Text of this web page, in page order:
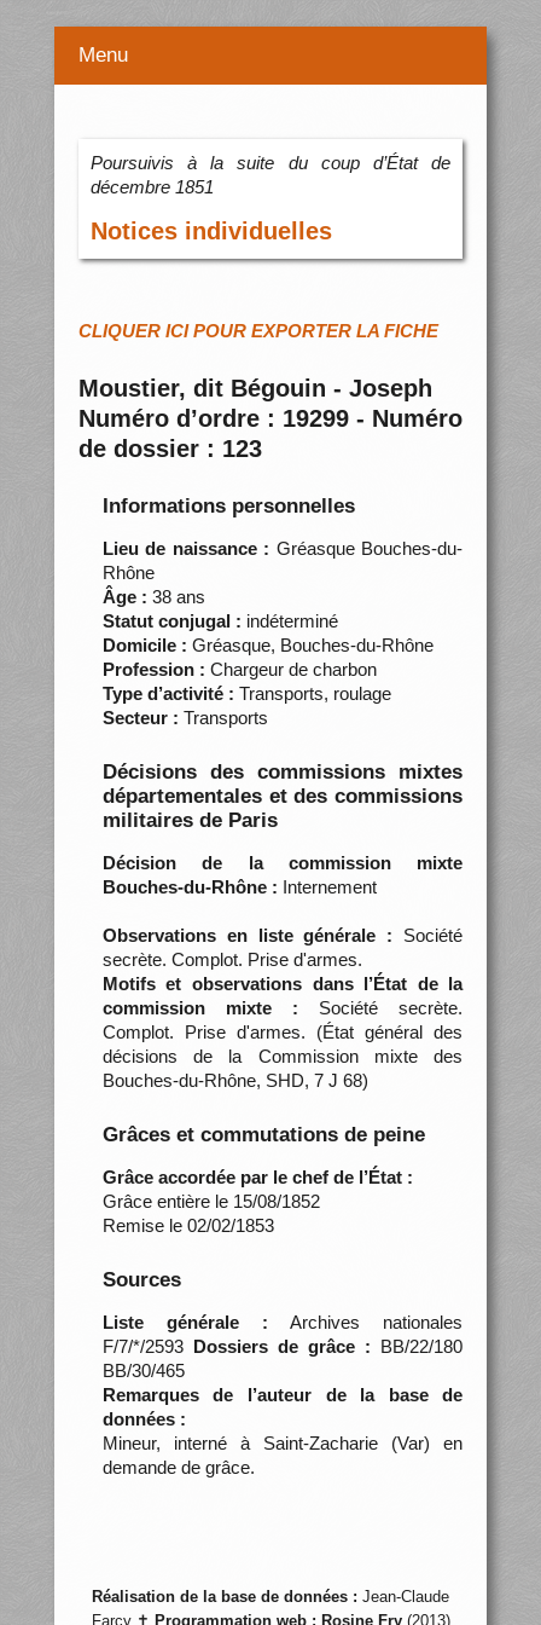
Menu
Poursuivis à la suite du coup d’État de
décembre 1851
Notices individuelles
CLIQUER ICI POUR EXPORTER LA FICHE
Moustier, dit Bégouin - Joseph
Numéro d’ordre : 19299 - Numéro
de dossier : 123
Informations personnelles
Lieu de naissance : Gréasque Bouches-du-
Rhône
Âge : 38 ans
Statut conjugal : indéterminé
Domicile : Gréasque, Bouches-du-Rhône
Profession : Chargeur de charbon
Type d’activité : Transports, roulage
Secteur : Transports
Décisions des commissions mixtes
départementales et des commissions
militaires de Paris
Décision de la commission mixte
Bouches-du-Rhône : Internement
Observations en liste générale : Société
secrète. Complot. Prise d'armes.
Motifs et observations dans l’État de la
commission mixte : Société secrète.
Complot. Prise d'armes. (État général des
décisions de la Commission mixte des
Bouches-du-Rhône, SHD, 7 J 68)
Grâces et commutations de peine
Grâce accordée par le chef de l’État :
Grâce entière le 15/08/1852
Remise le 02/02/1853
Sources
Liste générale : Archives nationales
F/7/*/2593 Dossiers de grâce : BB/22/180
BB/30/465
Remarques de l’auteur de la base de
données :
Mineur, interné à Saint-Zacharie (Var) en
demande de grâce.
Réalisation de la base de données : Jean-Claude
Farcy ✝ Programmation web : Rosine Fry(2013)